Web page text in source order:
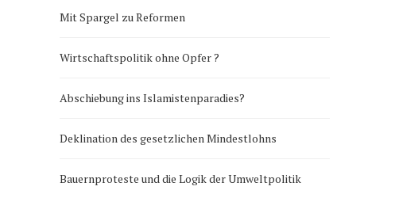
Mit Spargel zu Reformen
Wirtschaftspolitik ohne Opfer ?
Abschiebung ins Islamistenparadies?
Deklination des gesetzlichen Mindestlohns
Bauernproteste und die Logik der Umweltpolitik